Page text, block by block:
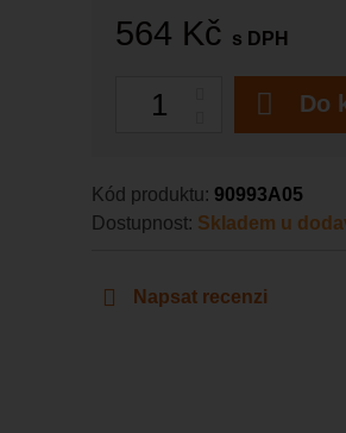
564 Kč s DPH
Do
Kód produktu: 90993A05
Dostupnost: Skladem u
Napsat recenzi